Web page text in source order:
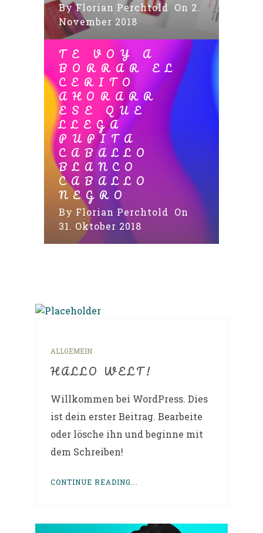
ByFlorian Perchtold
On 2.
November 2018
TE VOY A
BORRAR EL
CERITO
AHORARR
ESE QUE
LLEGA
PUPITA
CABALLO
BLANCO
CABALLO
NEGRO
By Florian Perchtold
On
31. Oktober 2018
ALLGEMEIN
HALLO WELT!
Willkommen bei WordPress. Dies
ist dein erster Beitrag. Bearbeite
oder lösche ihn und beginne mit
dem Schreiben!
CONTINUE READING...